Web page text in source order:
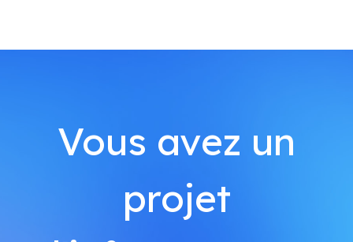
Vous avez un
projet